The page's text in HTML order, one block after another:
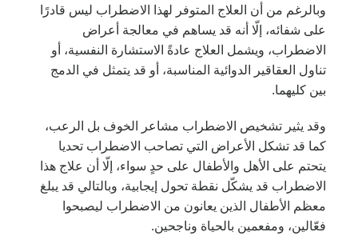
وبالرغم من أن العلاج المتوفر لهذا الاضطراب ليس قادرًا
على شفائه، إلّا أنه قد يساهم في معالجة أعراض
الاضطراب، ويشمل العلاج عادةً الاستشارة النفسية، أو
تناول العقاقير الدوائية المناسبة، أو قد يتمثل في الدمج
بين كليهما.
وقد يثير تشخيص الاضطراب مشاعر الخوف بل الرعب،
كما قد تشكل الأعراض التي تصاحب الاضطراب تحديا
يتحتم على الأهل والأطفال على حدٍ سواء، إلّا أن علاج هذا
الاضطراب قد يشكّل نقطة تحول إيجابية، وبالتالي قد يبلغ
معظم الأطفال الذين يعانون من الاضطراب ليصبحوا
فعّالين، ومفعمين بالحياة وناجحين.